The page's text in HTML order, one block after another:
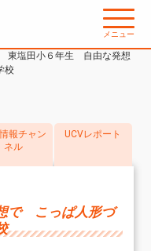
メニュー
東塩田小６年生 自由な発想
校
報チャン
ネル
UCVレポート
で こっぱ人形づ